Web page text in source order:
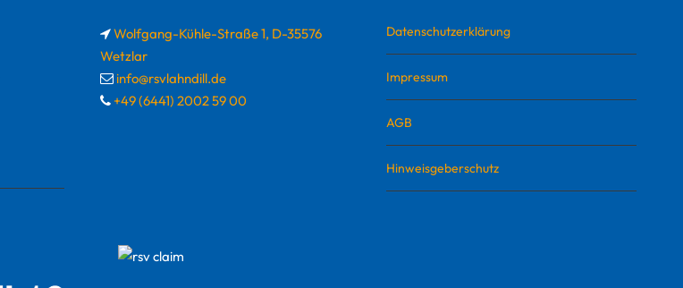
Wolfgang-Kühle-Straße 1, D-35576
Wetzlar
info@rsvlahndill.de
+49 (6441) 2002 59 00
Datenschutzerklärung
Impressum
AGB
Hinweisgeberschutz